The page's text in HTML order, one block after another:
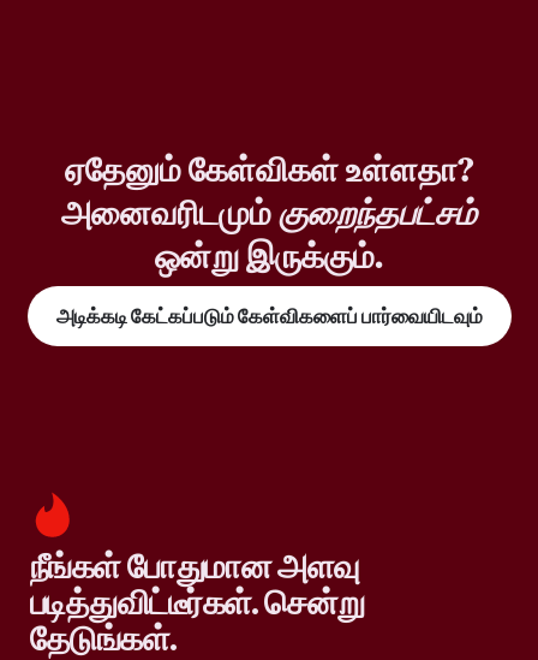
ஏதேனும் கேள்விகள் உள்ளதா?
அனைவரிடமும்குறைந்தபட்சம்
ஒன்று இருக்கும்.
அடிக்கடி கேட்கப்படும் கேள்விகளைப் பார்வையிடவும்
நீங்கள் போதுமான அளவு
படித்துவிட்டீர்கள். சென்று
தேடுங்கள்.